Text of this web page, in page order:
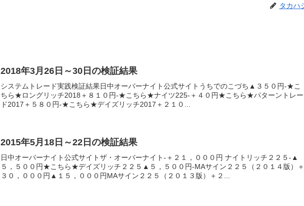
タカハ
2018年3月26日～30日の検証結果
システムトレード実践検証結果日中オーバーナイト公式サイトうちでのこづち▲３５０円-★こ
ちら★ロングリッチ2018＋８１０円-★こちら★ナイツ225-＋４０円★こちら★パターントレー
ド2017＋５８０円-★こちら★デイズリッチ2017＋２１０...
2015年5月18日～22日の検証結果
日中オーバーナイト公式サイトザ・オーバーナイト-＋２１，０００円 ナイトリッチ２２５-▲
５，５００円★こちら★デイズリッチ２２５▲５，５００円-MAサイン２２５（２０１４版）＋
３０，０００円▲１５，０００円MAサイン２２５（２０１３版）＋２...